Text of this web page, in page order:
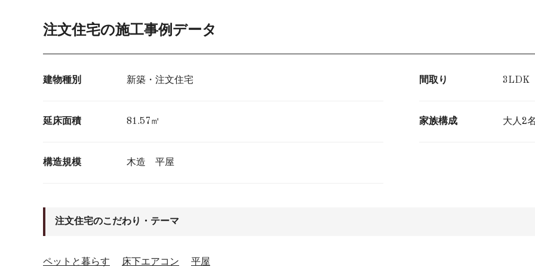
注文住宅の施工事例データ
建物種別 新築・注文住宅
延床面積 81.57㎡
構造規模 木造 平屋
間取り 3LDK
家族構成 大人2
注文住宅のこだわり・テーマ
ペットと暮らす 床下エアコン 平屋